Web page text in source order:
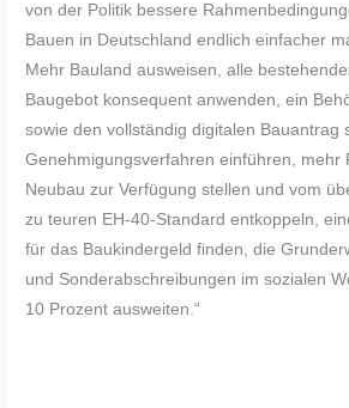
von der Politik bessere
Bauen in Deutschland endlich einfacher
Mehr Bauland ausweisen, alle
Baugebot konsequent anwenden, ein
sowie den vollständig digitalen Bauantrag
Genehmigungsverfahren einführen, mehr
Neubau zur Verfügung stellen und vom
zu teuren EH-40-Standard entkoppeln,
für das Baukindergeld finden, die
und Sonderabschreibungen im sozialen
10 Prozent ausweiten.“